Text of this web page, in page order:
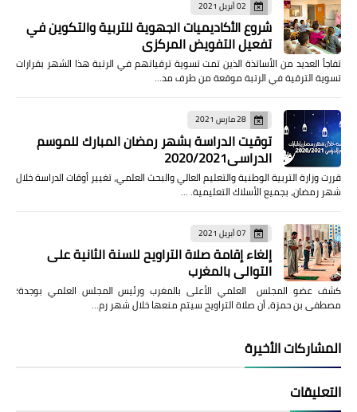
02 أبريل 2021
شروع الأكاديميات الجهوية للتربية والتكوين في
تفعيل التفويض المركزي
تفاجأ العديد من الأساتذة الذين تمت تسوية ترقياتهم في الرتبة هذا الشهر بقرارات
تسوية الترقية في الرتبة موقعة من طرف مد…
28 مارس 2021
توقيت الدراسة بشهر رمضان المبارك للموسم
الدراسي2020/2021
قررت وزارة التربية الوطنية والتعليم العالي والبحث العلمي، تغيير أوقات الدراسة خلال
شهر رمضان، بجميع الأسلاك التعليمية. …
07 أبريل 2021
إلغاء إقامة صلاة التراويح للسنة الثانية على
التوالي بالمغرب
كشف عضو المجلس العلمي الأعلى بالمغرب ورئيس المجلس العلمي بوجدة؛
مصطفى بن حمزة، أن صلاة التراويح سيتم منعها خلال شهر رم…
المشاركات الأخيرة
التعليقات